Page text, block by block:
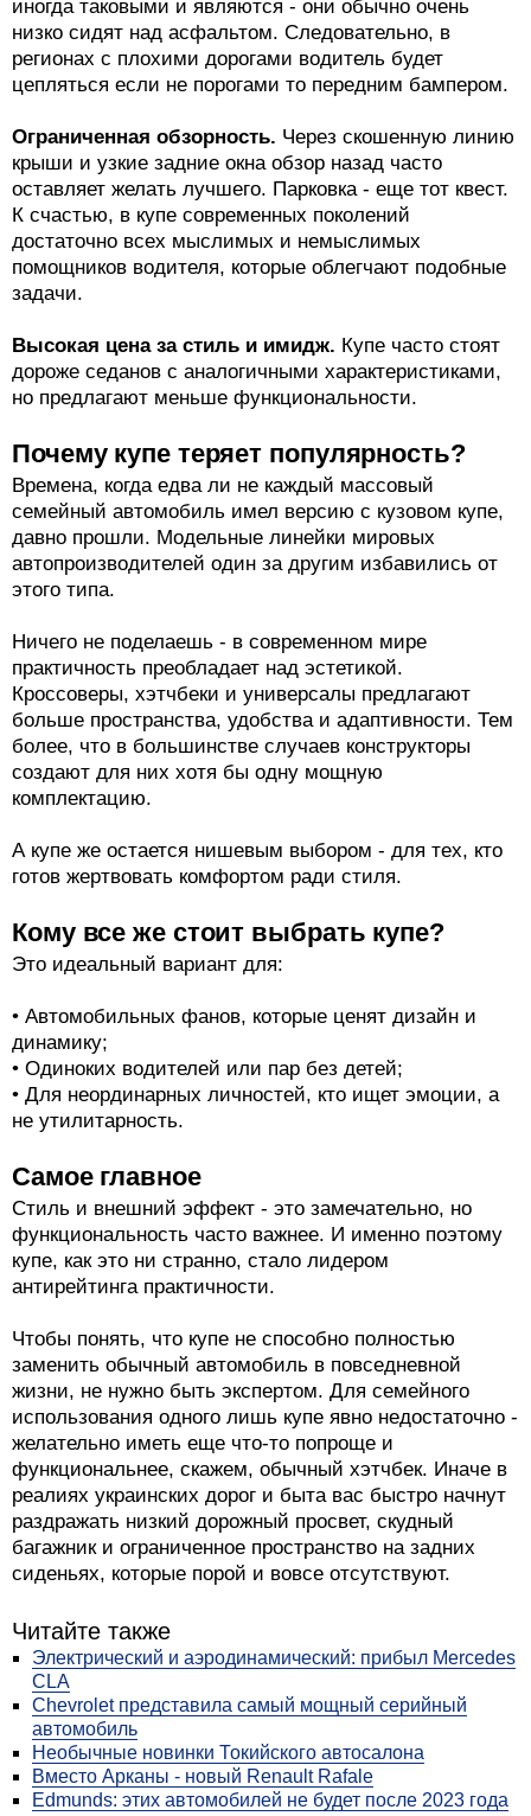
иногда таковыми и являются - они обычно очень
низко сидят над асфальтом. Следовательно, в
регионах с плохими дорогами водитель будет
цепляться если не порогами то передним бампером.
Ограниченная обзорность. Через скошенную линию
крыши и узкие задние окна обзор назад часто
оставляет желать лучшего. Парковка - еще тот квест.
К счастью, в купе современных поколений
достаточно всех мыслимых и немыслимых
помощников водителя, которые облегчают подобные
задачи.
Высокая цена за стиль и имидж. Купе часто стоят
дороже седанов с аналогичными характеристиками,
но предлагают меньше функциональности.
Почему купе теряет популярность?
Времена, когда едва ли не каждый массовый
семейный автомобиль имел версию с кузовом купе,
давно прошли. Модельные линейки мировых
автопроизводителей один за другим избавились от
этого типа.
Ничего не поделаешь - в современном мире
практичность преобладает над эстетикой.
Кроссоверы, хэтчбеки и универсалы предлагают
больше пространства, удобства и адаптивности. Тем
более, что в большинстве случаев конструкторы
создают для них хотя бы одну мощную
комплектацию.
А купе же остается нишевым выбором - для тех, кто
готов жертвовать комфортом ради стиля.
Кому все же стоит выбрать купе?
Это идеальный вариант для:
• Автомобильных фанов, которые ценят дизайн и
динамику;
• Одиноких водителей или пар без детей;
• Для неординарных личностей, кто ищет эмоции, а
не утилитарность.
Самое главное
Стиль и внешний эффект - это замечательно, но
функциональность часто важнее. И именно поэтому
купе, как это ни странно, стало лидером
антирейтинга практичности.
Чтобы понять, что купе не способно полностью
заменить обычный автомобиль в повседневной
жизни, не нужно быть экспертом. Для семейного
использования одного лишь купе явно недостаточно -
желательно иметь еще что-то попроще и
функциональнее, скажем, обычный хэтчбек. Иначе в
реалиях украинских дорог и быта вас быстро начнут
раздражать низкий дорожный просвет, скудный
багажник и ограниченное пространство на задних
сиденьях, которые порой и вовсе отсутствуют.
Читайте также
Электрический и аэродинамический: прибыл Mercedes
CLA
Chevrolet представила самый мощный серийный
автомобиль
Необычные новинки Токийского автосалона
Вместо Арканы - новый Renault Rafale
Edmunds: этих автомобилей не будет после 2023 года